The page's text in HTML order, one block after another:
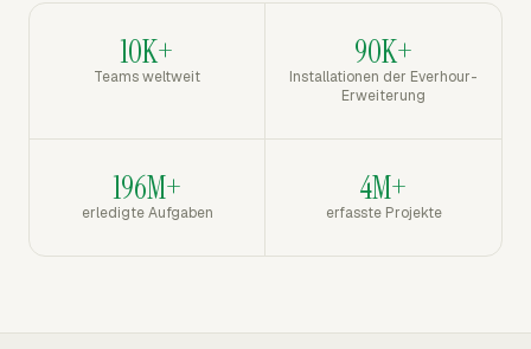
10K+
Teams weltweit
90K+
Installationen der Everhour-
Erweiterung
196M+
erledigte Aufgaben
4M+
erfasste Projekte